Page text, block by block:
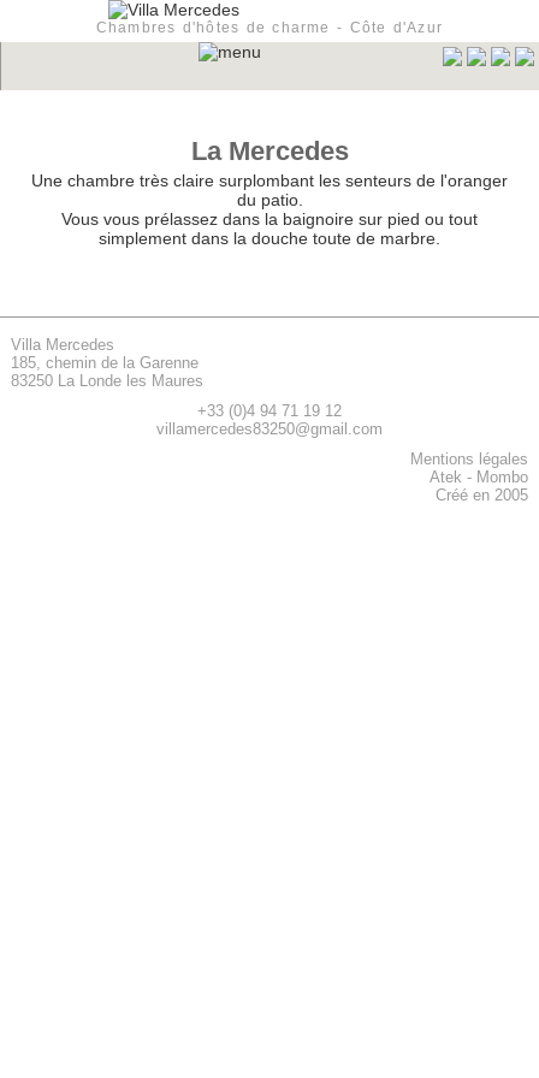
Chambres d'hôtes de charme - Côte d'Azur
La Mercedes
Une chambre très claire surplombant les senteurs de l'oranger
du patio.
Vous vous prélassez dans la baignoire sur pied ou tout
simplement dans la douche toute de marbre.
Villa Mercedes
185, chemin de la Garenne
83250 La Londe les Maures
+33 (0)4 94 71 19 12
villamercedes83250@gmail.com
Mentions légales
Atek - Mombo
Créé en 2005